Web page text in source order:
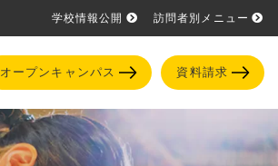
学校情報公開 訪問者別メニュー
オープンキャンパス 資料請求